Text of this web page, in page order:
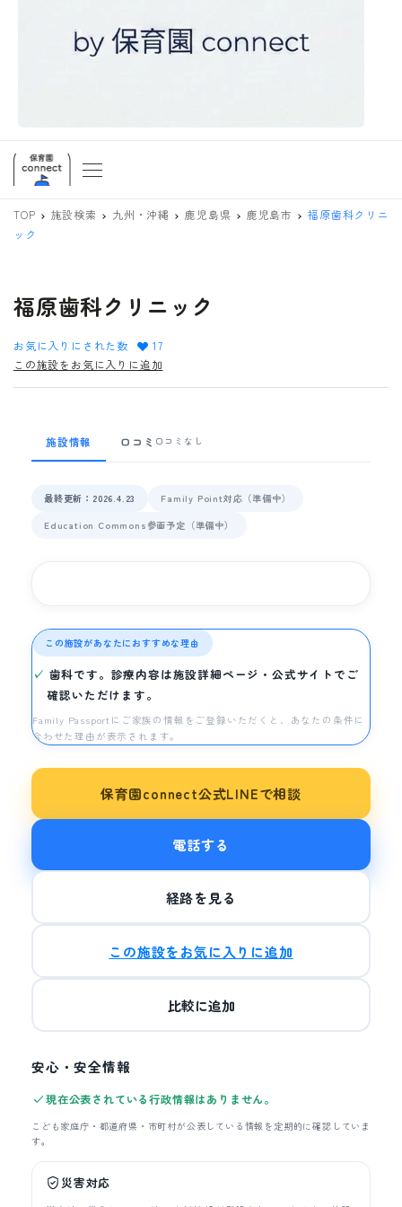
TOP 施設検索 九州・沖縄 鹿児島県 鹿児島市
福原歯科クリニ
ック
福原歯科クリニック
お気に入りにされた数
17
この施設をお気に入りに追加
施設情報 口コミ 口コミなし
最終更新：2026.4.23
Family Point対応（準備中）
Education Commons参画予定（準備中）
この施設があなたにおすすめな理由
歯科です。診療内容は施設詳細ページ・公式サイトでご
確認いただけます。
Family Passportにご家族の情報をご登録いただくと、あなたの条件に
合わせた理由が表示されます。
保育園connect公式LINEで相談
電話する
経路を見る
この施設をお気に入りに追加
比較に追加
安心・安全情報
現在公表されている行政情報はありません。
こども家庭庁・都道府県・市町村が公表している情報を定期的に確認していま
す。
災害対応